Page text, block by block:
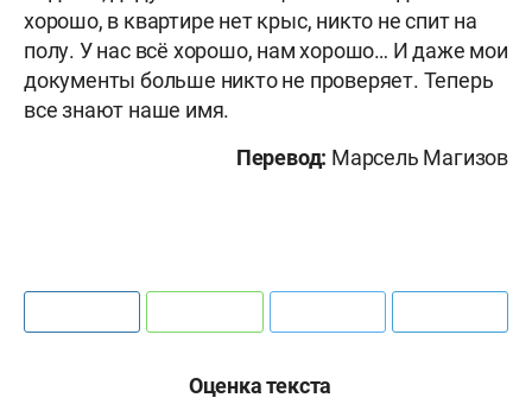
хорошо, в квартире нет крыс, никто не спит на
полу. У нас всё хорошо, нам хорошо… И даже мои
документы больше никто не проверяет. Теперь
все знают наше имя.
Перевод: Марсель Магизов
Оценка текста